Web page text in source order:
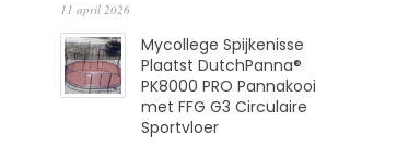
11 april 2026
Mycollege Spijkenisse
Plaatst DutchPanna®
PK8000 PRO Pannakooi
met FFG G3 Circulaire
Sportvloer